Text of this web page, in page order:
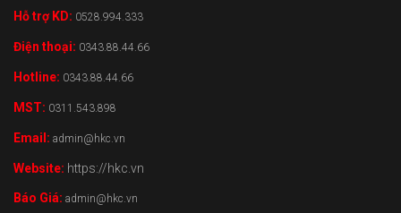
Hỗ trợ KD: 0528.994.333
Điện thoại: 0343.88.44.66
Hotline: 0343.88.44.66
MST: 0311.543.898
Email: admin@hkc.vn
Website: https://hkc.vn
Báo Giá: admin@hkc.vn